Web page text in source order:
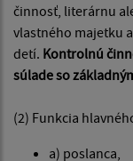
činnosť, literárnu
vlastného majetku
detí. Kontrolnú
súlade so
(2) Funkcia
a) poslanca,